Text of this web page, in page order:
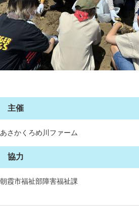
主催
あさかくろめ川ファーム
協力
朝霞市福祉部障害福祉課